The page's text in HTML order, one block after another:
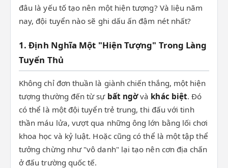
đâu là yếu tố tạo nên một hiện tượng? Và liệu năm
nay, đội tuyển nào sẽ ghi dấu ấn đậm nét nhất?
1. Định Nghĩa Một "Hiện Tượng" Trong Làng
Tuyển Thủ
Không chỉ đơn thuần là giành chiến thắng, một hiện
tượng thường đến từ sự bất ngờvà khác biệt. Đó
có thể là một đội tuyển trẻ trung, thi đấu với tinh
thần máu lửa, vượt qua những ông lớn bằng lối chơi
khoa học và kỷ luật. Hoặc cũng có thể là một tập thể
tưởng chừng như "vô danh" lại tạo nên cơn địa chấn
ở đấu trường quốc tế.